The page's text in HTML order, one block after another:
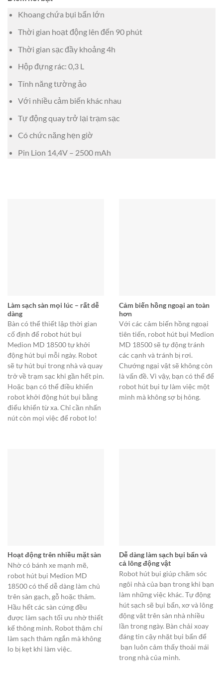
Khoang chứa bụi bẩn lớn
Thời gian hoạt động lên đến 90 phút
Thời gian sạc đầy khoảng 4h
Hộp đựng rác: 0,3 L
Tính năng tường ảo
Với nhiều cảm biến khác nhau
Tự động quay trở lại trạm sạc
Có chức năng hẹn giờ
Pin Lion 14,4V – 2500 mAh
Làm sạch sàn mọi lúc – rất dễ
dàng
Bàn có thể thiết lập thời gian
cố định để robot hút bụi
Medion MD 18500 tự khởi
động hút bụi mỗi ngày. Robot
sẽ tự hút bụi trong nhà và quay
trở về trạm sạc khi gần hết pin.
Hoặc bạn có thể điều khiển
robot khởi động hút bụi bằng
điểu khiển từ xa. Chỉ cần nhấn
nút còn mọi việc để robot lo!
Cảm biến hồng ngoại an toàn
hơn
Với các cảm biến hồng ngoại
tiên tiến, robot hút bụi Medion
MD 18500 sẽ tự động tránh
các cạnh và tránh bị rơi.
Chướng ngại vật sẽ không còn
là vấn đề. Vì vậy, bạn có thể để
robot hút bụi tự làm việc một
mình mà không sợ bị hỏng.
Hoạt động trên nhiều mặt sàn
Nhờ có bánh xe mạnh mẽ,
robot hút bụi Medion MD
18500 có thể dễ dàng làm chủ
trên sàn gạch, gỗ hoặc thảm.
Hầu hết các sàn cứng đều
được làm sạch tối ưu nhờ thiết
kế thông minh. Robot thậm chí
làm sạch thảm ngắn mà không
lo bị kẹt khi làm việc.
Dễ dàng làm sạch bụi bẩn và
cả lông động vật
Robot hút bụi giúp chăm sóc
ngôi nhà của bạn trong khi bạn
làm những việc khác. Tự động
hút sạch sẽ bụi bẩn, xơ và lông
động vật trên sàn nhà nhiều
lần trong ngày. Bàn chải xoay
đáng tin cậy nhặt bụi bẩn để
bạn luôn cảm thấy thoải mái
trong nhà của mình.